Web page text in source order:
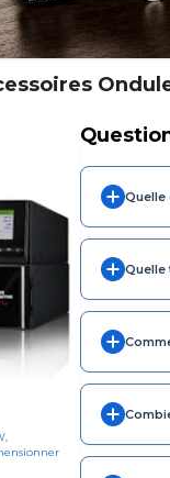
Quelle
Quelle